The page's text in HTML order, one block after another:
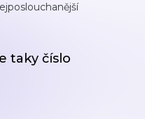
taky číslo